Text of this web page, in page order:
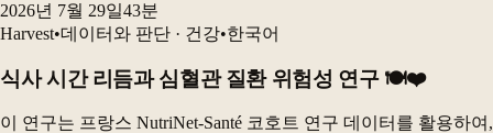
데이터베이스를 핵심 구성요소로 삼고, 실시간 감지와
장기적인...
2026년 7월 29일43분
Harvest•데이터와 판단 · 건강•한국어
식사 시간 리듬과 심혈관 질환 위험성 연구 🍽️❤️
이 연구는 프랑스 NutriNet-Santé 코호트 연구 데이터를 활용하여,